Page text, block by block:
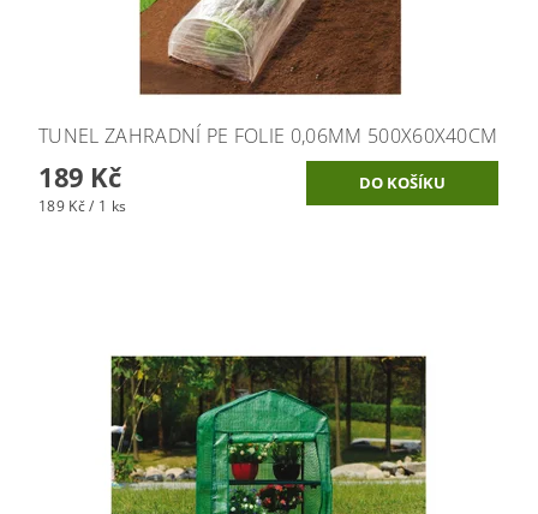
TUNEL ZAHRADNÍ PE FOLIE 0,06MM 500X60X40CM
189 Kč
189 Kč / 1 ks